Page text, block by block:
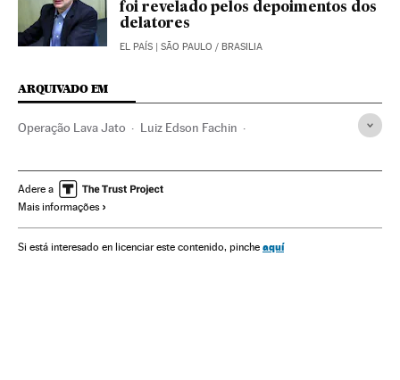
foi revelado pelos depoimentos dos
delatores
EL PAÍS | SÃO PAULO / BRASILIA
ARQUIVADO EM
Operação Lava Jato Luiz Edson Fachin
Justiça Federal Geraldo Alckmin
Construtoras
Governadores Corrupção política Caixa dois
Adere a
Mais informações
Si está interesado en licenciar este contenido, pinche aquí